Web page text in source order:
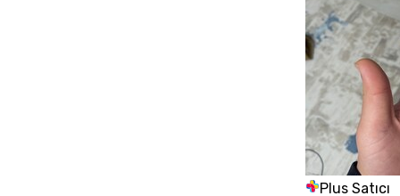
Plus Satıcı